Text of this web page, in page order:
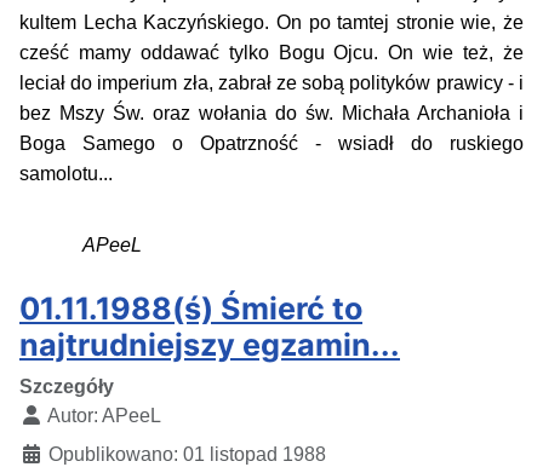
kultem Lecha Kaczyńskiego. On po tamtej stronie wie, że
cześć mamy oddawać tylko Bogu Ojcu. On wie też, że
leciał do imperium zła, zabrał ze sobą polityków prawicy - i
bez Mszy Św. oraz wołania do św. Michała Archanioła i
Boga Samego o Opatrzność - wsiadł do ruskiego
samolotu...
APeeL
01.11.1988(ś) Śmierć to
najtrudniejszy egzamin...
Szczegóły
Autor: APeeL
Opublikowano: 01 listopad 1988